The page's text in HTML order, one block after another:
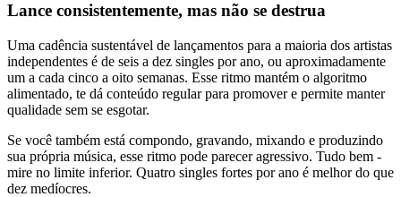
Lance consistentemente, mas não se destrua
Uma cadência sustentável de lançamentos para a maioria dos artistas
independentes é de seis a dez singles por ano, ou aproximadamente
um a cada cinco a oito semanas. Esse ritmo mantém o algoritmo
alimentado, te dá conteúdo regular para promover e permite manter
qualidade sem se esgotar.
Se você também está compondo, gravando, mixando e produzindo
sua própria música, esse ritmo pode parecer agressivo. Tudo bem -
mire no limite inferior. Quatro singles fortes por ano é melhor do que
dez medíocres.